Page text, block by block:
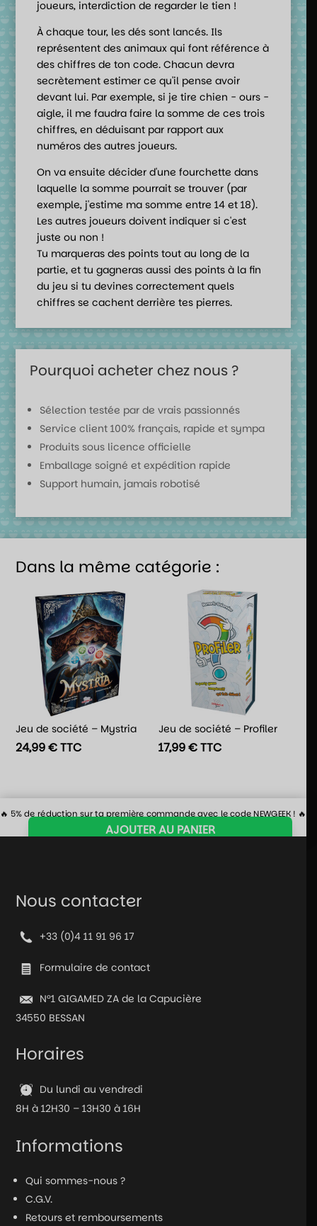
joueurs, interdiction de regarder le tien !
À chaque tour, les dés sont lancés. Ils
représentent des animaux qui font référence à
des chiffres de ton code. Chacun devra
secrètement estimer ce qu'il pense avoir
devant lui. Par exemple, si je tire chien - ours -
aigle, il me faudra faire la somme de ces trois
chiffres, en déduisant par rapport aux
numéros des autres joueurs.
On va ensuite décider d'une fourchette dans
laquelle la somme pourrait se trouver (par
exemple, j'estime ma somme entre 14 et 18).
Les autres joueurs doivent indiquer si c'est
juste ou non !
Tu marqueras des points tout au long de la
partie, et tu gagneras aussi des points à la fin
du jeu si tu devines correctement quels
chiffres se cachent derrière tes pierres.
Pourquoi acheter chez nous ?
Sélection testée par de vrais passionnés
Service client 100% français, rapide et sympa
Produits sous licence officielle
Emballage soigné et expédition rapide
Support humain, jamais robotisé
Dans la même catégorie :
Jeu de société – Mystria
24,99€TTC
Jeu de société – Profiler
17,99€TTC
🔥 5% de réduction sur ta première commande avec le code NEWGEEK ! 🔥
quantité
société
The
Code
AJOUTER AU PANIER
Nous contacter
+33 (0)4 11 91 96 17
Formulaire de contact
N°1 GIGAMED ZA de la Capucière
34550 BESSAN
Horaires
Du lundi au vendredi
8H à 12H30 – 13H30 à 16H
Informations
Qui sommes-nous ?
C.G.V.
Retours et remboursements